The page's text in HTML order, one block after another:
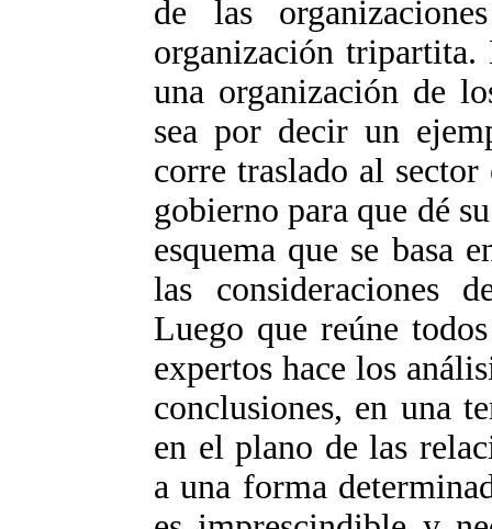
de las
organización tripartita.
una organización de
sea por decir un
corre traslado al
gobierno para que dé
esquema que se basa
las consideraciones
Luego que reúne
expertos hace los
conclusiones, en una
en el plano de las
a una forma